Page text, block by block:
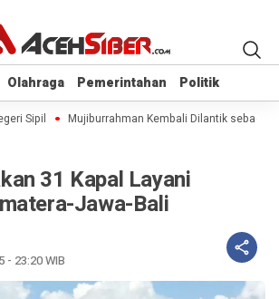
Olahraga Pemerintahan Politik
Olahraga Pemerintahan Politik
Sipil Mujiburrahman Kembali Dilantik sebagai
31 Kapal Layani
Jawa-Bali
- 23:20 WIB